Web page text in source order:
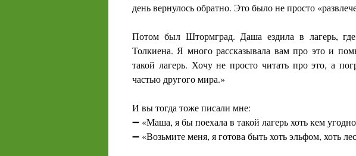
день вернулось обратно. Это было не просто
Потом был Штормград. Даша ездила в лагерь,
Толкиена. Я много рассказывала вам про это и
такой лагерь. Хочу не просто читать про это, а
частью другого мира.»
И вы тогда тоже писали мне:
➖ «Маша, я бы поехала в такой лагерь хоть кем
➖ «Возьмите меня, я готова быть хоть эльфом, хоть